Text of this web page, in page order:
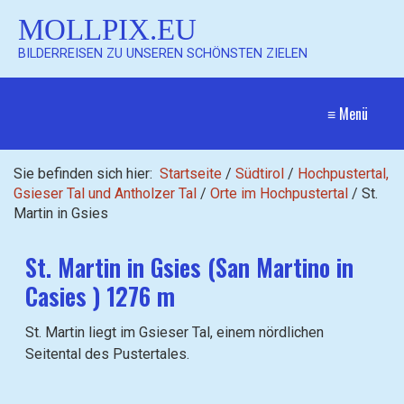
MOLLPIX.EU
BILDERREISEN ZU UNSEREN SCHÖNSTEN ZIELEN
≡ Menü
Sie befinden sich hier: Startseite / Südtirol / Hochpustertal,
Gsieser Tal und Antholzer Tal / Orte im Hochpustertal / St.
Martin in Gsies
St. Martin in Gsies (San Martino in
Casies ) 1276 m
St. Martin liegt im Gsieser Tal, einem nördlichen
Seitental des Pustertales.